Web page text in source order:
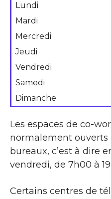
Lundi
Mardi
Mercredi
Jeudi
Vendredi
Samedi
Dimanche
Les espaces de co-
normalement ouverts
bureaux, c’est à dire
vendredi, de 7h00 à
Certains centres de